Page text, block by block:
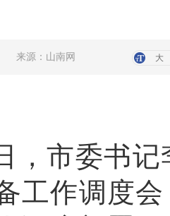
来源：山南网 大
，市委书
工作调度